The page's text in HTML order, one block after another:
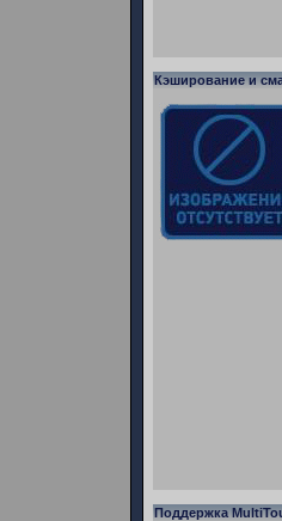
Кэширование и
Поддержка